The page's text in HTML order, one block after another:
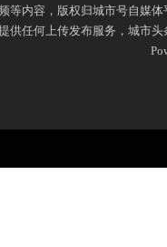
等内容，版权归城市号自媒
供任何上传发布服务，城市